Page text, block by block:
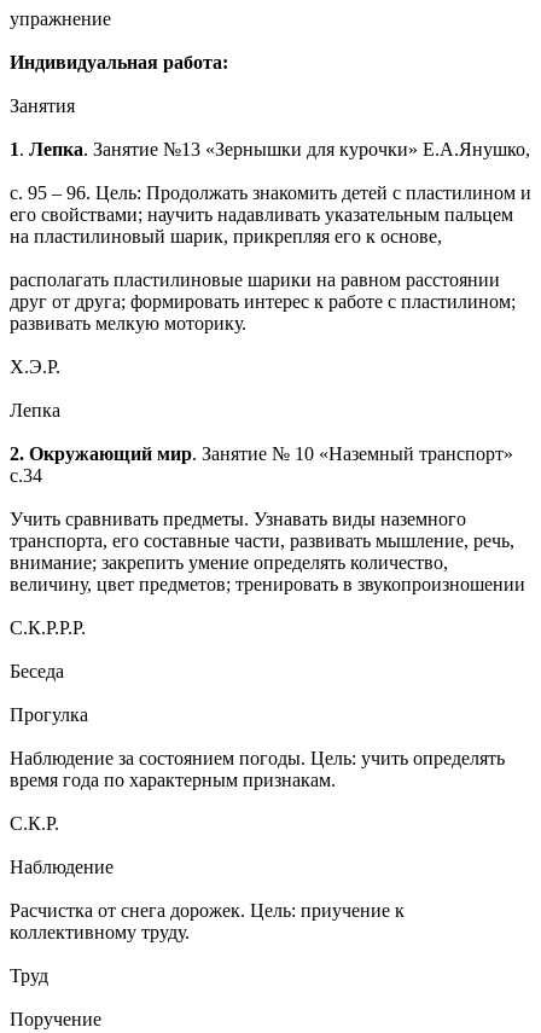
упражнение
Индивидуальная работа:
Занятия
1. Лепка. Занятие №13 «Зернышки для курочки» Е.А.Янушко,
с. 95 – 96. Цель: Продолжать знакомить детей с пластилином и
его свойствами; научить надавливать указательным пальцем
на пластилиновый шарик, прикрепляя его к основе,
располагать пластилиновые шарики на равном расстоянии
друг от друга; формировать интерес к работе с пластилином;
развивать мелкую моторику.
Х.Э.Р.
Лепка
2. Окружающий мир. Занятие № 10 «Наземный транспорт»
с.34
Учить сравнивать предметы. Узнавать виды наземного
транспорта, его составные части, развивать мышление, речь,
внимание; закрепить умение определять количество,
величину, цвет предметов; тренировать в звукопроизношении
С.К.Р.Р.Р.
Беседа
Прогулка
Наблюдение за состоянием погоды. Цель: учить определять
время года по характерным признакам.
С.К.Р.
Наблюдение
Расчистка от снега дорожек. Цель: приучение к
коллективному труду.
Труд
Поручение